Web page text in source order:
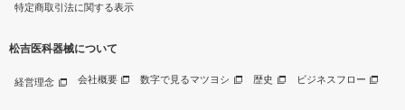
特定商取引法に関する表示
松吉医科器械について
経営理念 会社概要 数字で見るマツヨシ 歴史 ビジネスフロー